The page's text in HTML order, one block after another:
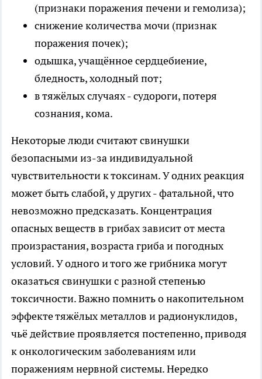
(признаки поражения печени и гемолиза);
снижение количества мочи (признак
поражения почек);
одышка, учащённое сердцебиение,
бледность, холодный пот;
в тяжёлых случаях - судороги, потеря
сознания, кома.
Некоторые люди считают свинушки
безопасными из-за индивидуальной
чувствительности к токсинам. У одних реакция
может быть слабой, у других - фатальной, что
невозможно предсказать. Концентрация
опасных веществ в грибах зависит от места
произрастания, возраста гриба и погодных
условий. У одного и того же грибника могут
оказаться свинушки с разной степенью
токсичности. Важно помнить о накопительном
эффекте тяжёлых металлов и радионуклидов,
чьё действие проявляется постепенно, приводя
к онкологическим заболеваниям или
поражениям нервной системы. Нередко